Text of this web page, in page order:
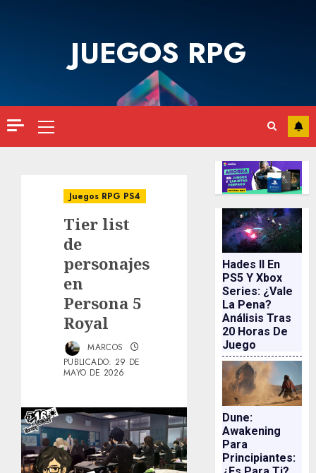
JUEGOS RPG
Menú
principal
Juegos RPG PS4
Tier list
de
personajes
en
Persona 5
Royal
MARCOS
PUBLICADO: 29 DE
MAYO DE 2026
Hades II En
PS5 Y Xbox
Series: ¿vale
La Pena?
Análisis Tras
20 Horas De
Juego
Dune:
Awakening
Para
Principiantes: